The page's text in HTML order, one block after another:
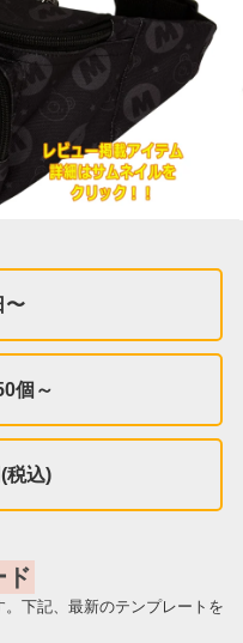
〜
個～
税込)
ド
下記、最新のテンプレートを